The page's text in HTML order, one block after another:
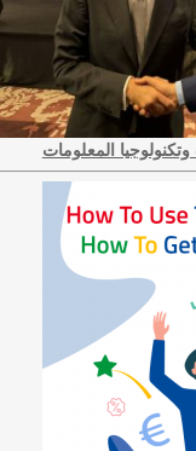
المعلومات